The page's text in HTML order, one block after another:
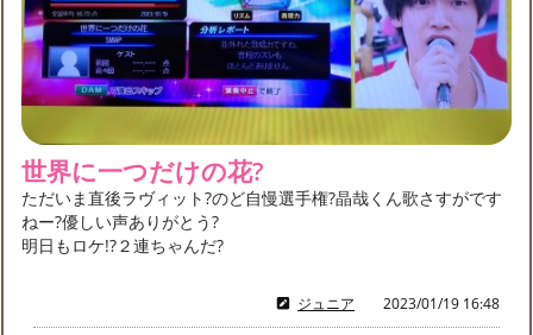
世界に一つだけの花?
ただいま直後ラヴィット?のど自慢選手権?晶哉くん歌さすがです
ねー?優しい声ありがとう?
明日もロケ!?２連ちゃんだ?
ジュニア 2023/01/19 16:48